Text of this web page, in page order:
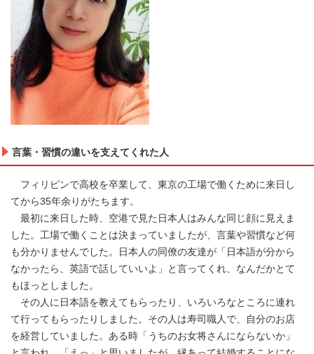
言葉・習慣の違いを支えてくれた人
フィリピンで高校を卒業して、東京の工場で働くために来日し
てから35年余りがたちます。
最初に来日した時、空港で見た日本人はみんな同じ顔に見えま
した。工場で働くことは決まっていましたが、言葉や習慣など何
も分かりませんでした。日本人の同僚の友達が「日本語が分から
なかったら、英語で話していいよ」と言ってくれ、なんだかとて
もほっとしました。
その人に日本語を教えてもらったり、いろいろなところに連れ
て行ってもらったりしました。その人は寿司職人で、自分のお店
を経営していました。ある時「うちのお女将さんにならないか」